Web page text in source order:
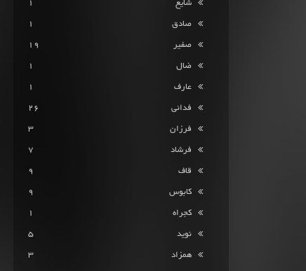
شایع 1
صادق 1
صفیر 19
ضال 1
عارف 1
فدائی 26
فرزان 3
فرشاد 7
قاف 9
کابوس 9
کجراه 1
نوید 5
همزاد 3